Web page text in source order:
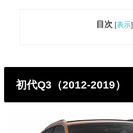
目次 [表示]
初代Q3（2012-2019）